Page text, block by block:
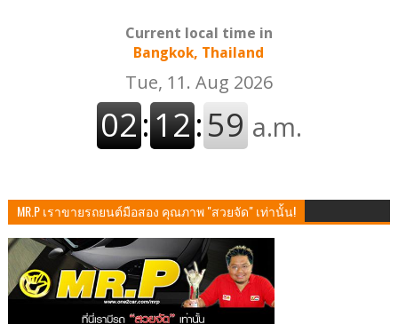
Current local time in
Bangkok, Thailand
MR.P เราขายรถยนต์มือสอง คุณภาพ "สวยจัด" เท่านั้น!